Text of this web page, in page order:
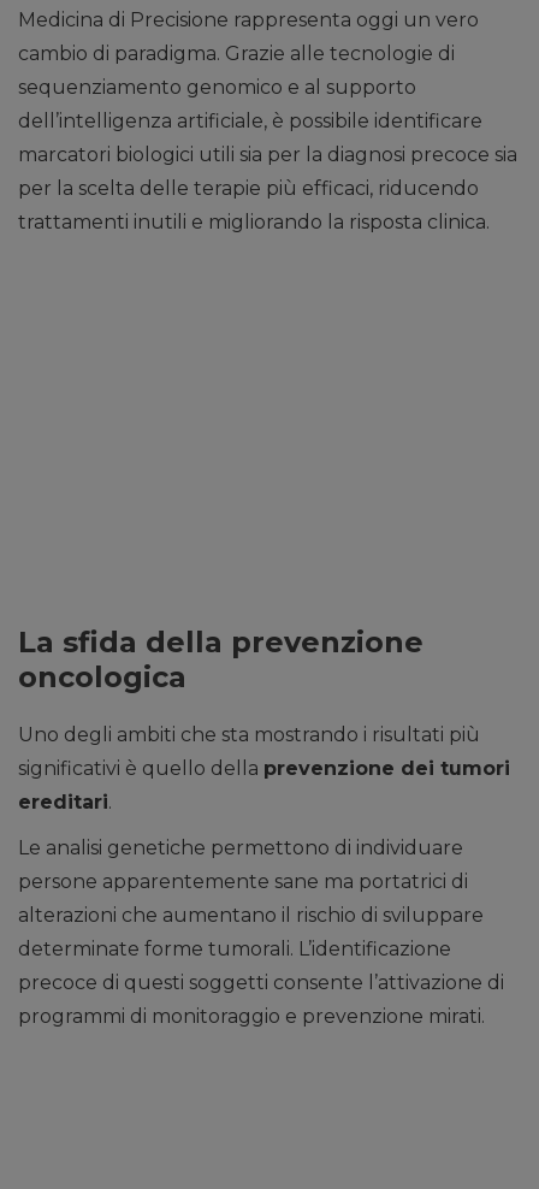
Medicina di Precisione rappresenta oggi un vero
cambio di paradigma. Grazie alle tecnologie di
sequenziamento genomico e al supporto
dell’intelligenza artificiale, è possibile identificare
marcatori biologici utili sia per la diagnosi precoce sia
per la scelta delle terapie più efficaci, riducendo
trattamenti inutili e migliorando la risposta clinica.
La sfida della prevenzione
oncologica
Uno degli ambiti che sta mostrando i risultati più
significativi è quello della prevenzione dei tumori
ereditari.
Le analisi genetiche permettono di individuare
persone apparentemente sane ma portatrici di
alterazioni che aumentano il rischio di sviluppare
determinate forme tumorali. L’identificazione
precoce di questi soggetti consente l’attivazione di
programmi di monitoraggio e prevenzione mirati.